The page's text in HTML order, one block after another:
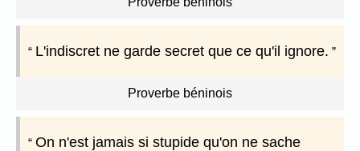
L'indiscret ne garde secret que ce qu'il ignore.
Proverbe béninois
On n'est jamais si stupide qu'on ne sache